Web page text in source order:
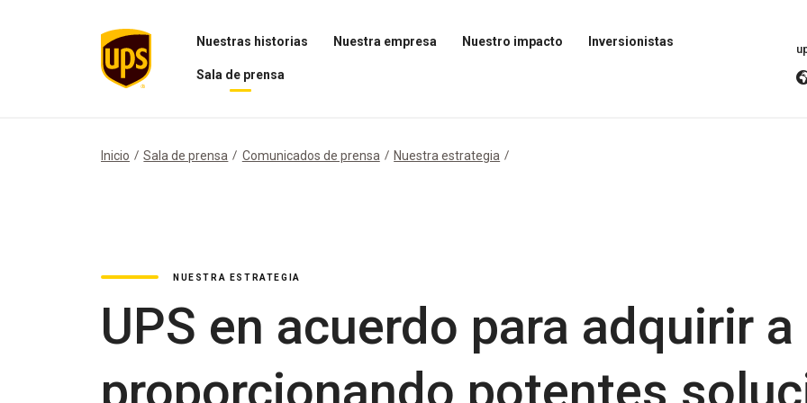
Nuestras historias
Abrir
el
Nuestra empresa Nuestro impacto Inversionistas
Sala de prensa
de
Inicio Sala de prensa Comunicados de prensa Nuestra estrategia
NUESTRA ESTRATEGIA
UPS en acuerdo para adquirir